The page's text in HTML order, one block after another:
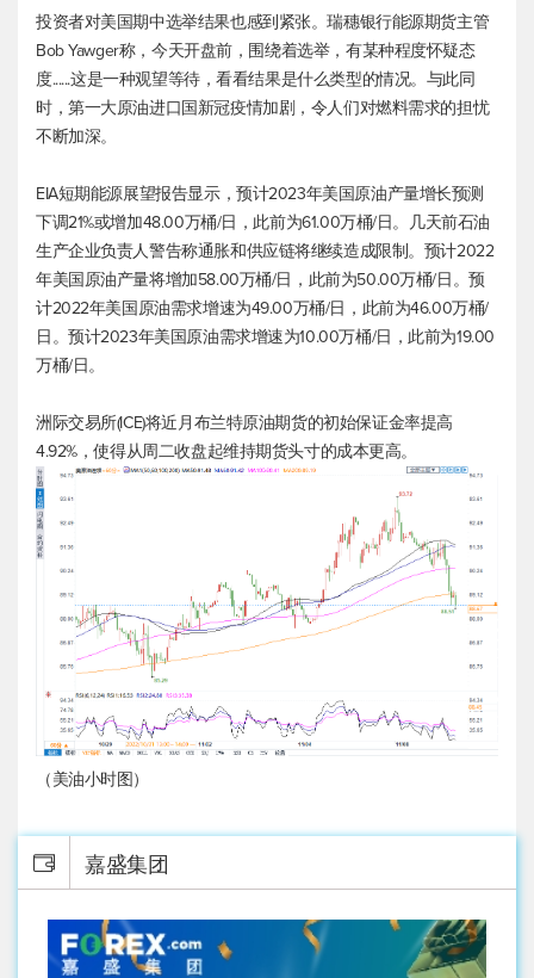
投资者对美国期中选举结果也感到紧张。瑞穗银行能源期货主管
Bob Yawger称，今天开盘前，围绕着选举，有某种程度怀疑态
度......这是一种观望等待，看看结果是什么类型的情况。与此同
时，第一大原油进口国新冠疫情加剧，令人们对燃料需求的担忧
不断加深。
EIA短期能源展望报告显示，预计2023年美国原油产量增长预测
下调21%或增加48.00万桶/日，此前为61.00万桶/日。几天前石油
生产企业负责人警告称通胀和供应链将继续造成限制。预计2022
年美国原油产量将增加58.00万桶/日，此前为50.00万桶/日。预
计2022年美国原油需求增速为49.00万桶/日，此前为46.00万桶/
日。预计2023年美国原油需求增速为10.00万桶/日，此前为19.00
万桶/日。
洲际交易所(ICE)将近月布兰特原油期货的初始保证金率提高
4.92%，使得从周二收盘起维持期货头寸的成本更高。
（美油小时图）
嘉盛集团